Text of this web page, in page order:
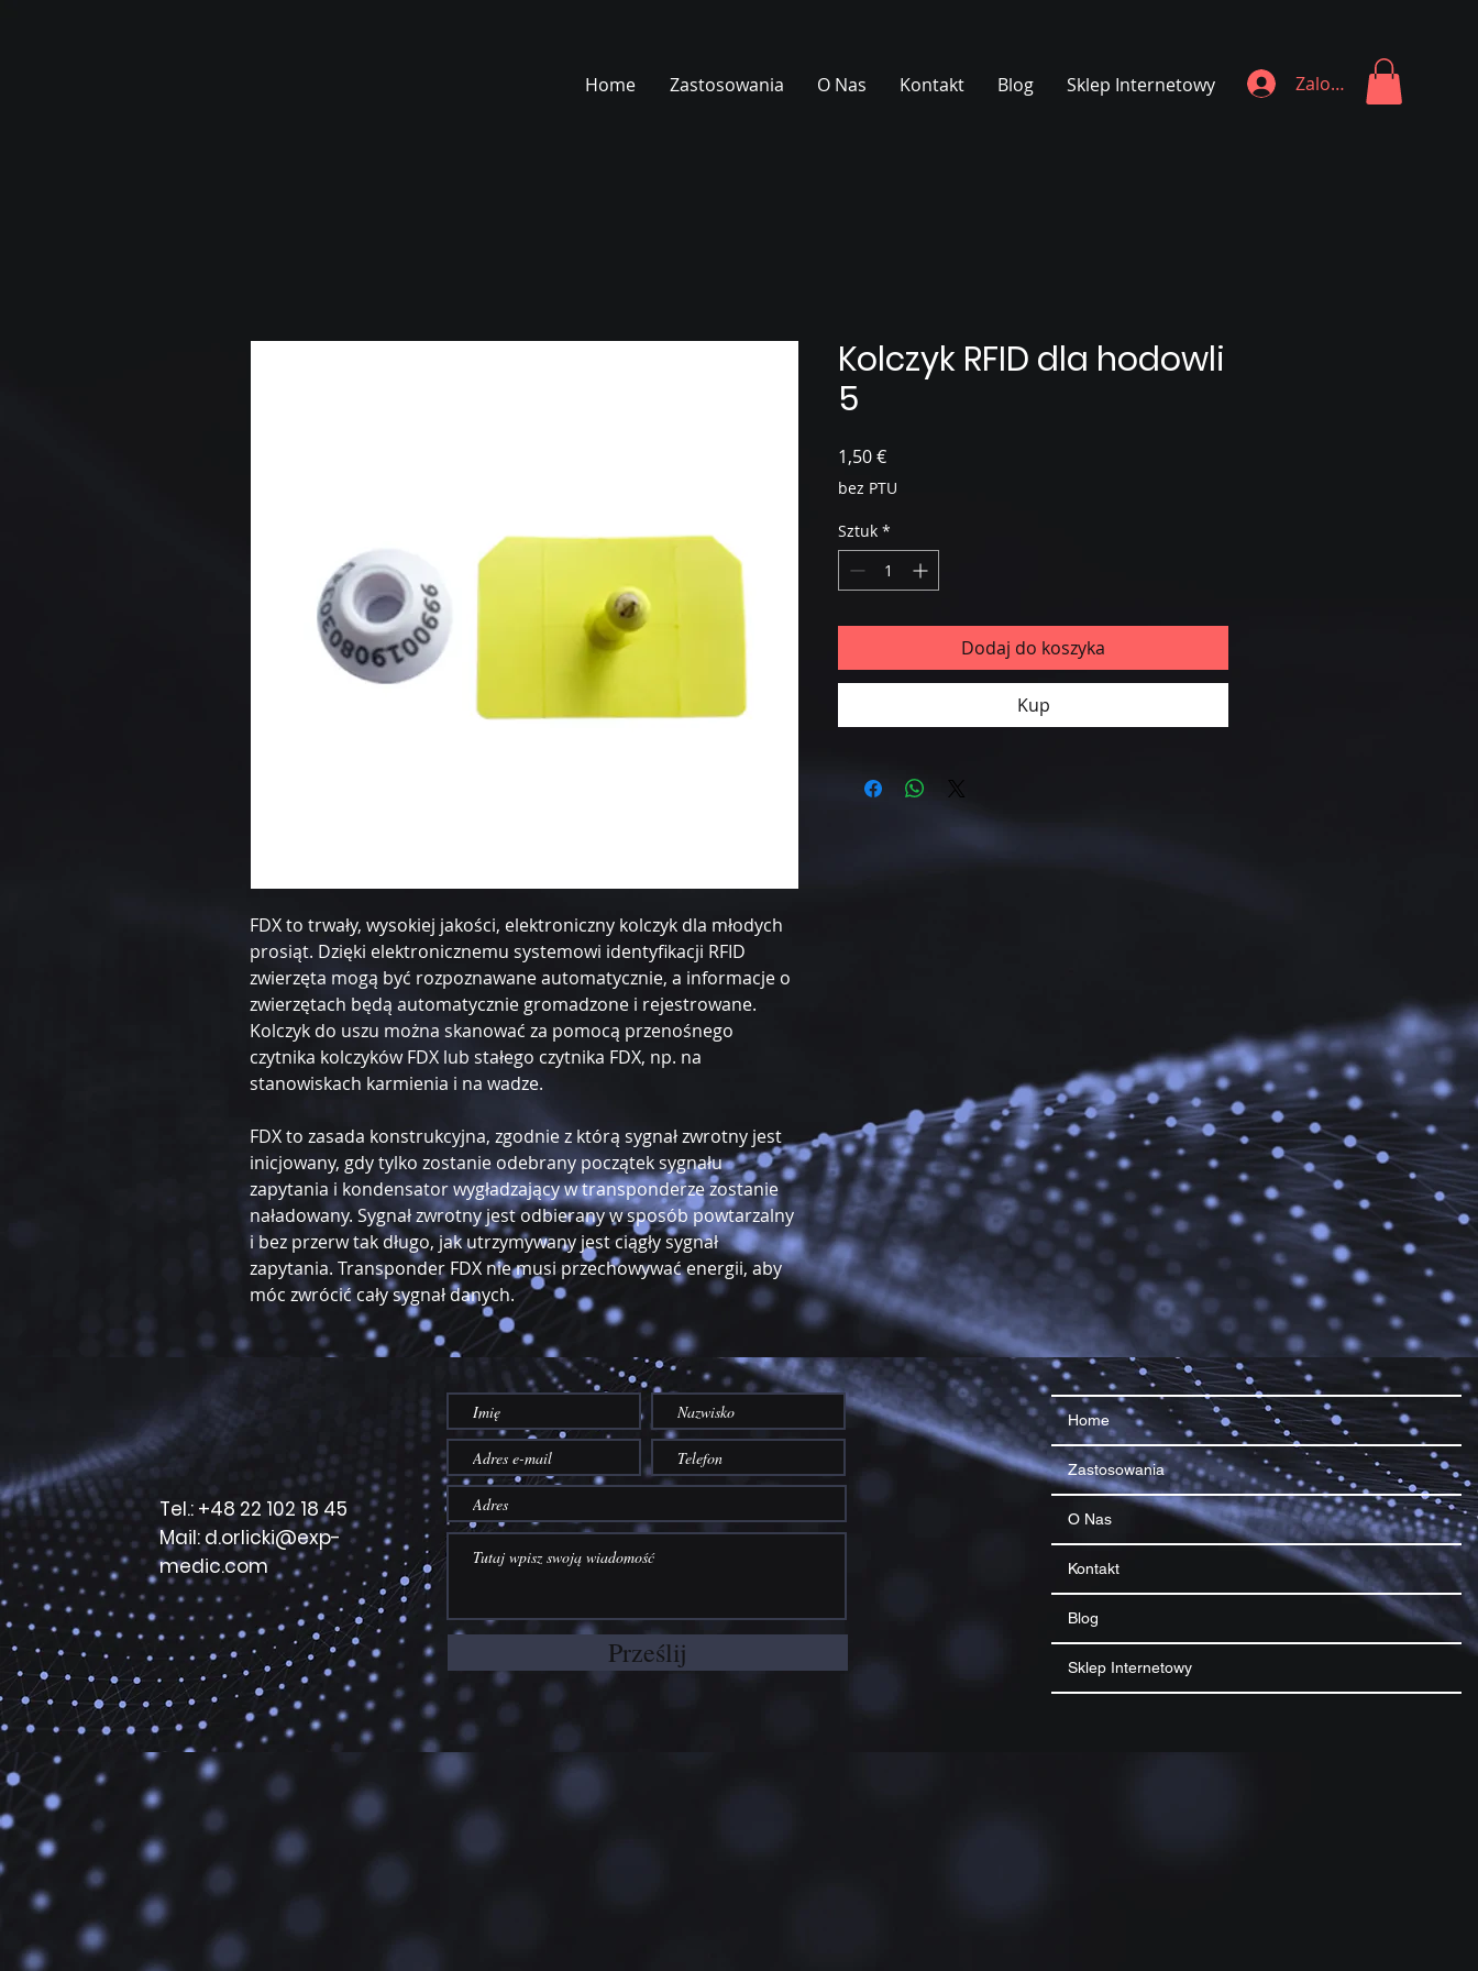
Home Zastosowania O Nas Kontakt Blog Sklep Internetowy Zaloguj się
FDX to trwały, wysokiej jakości, elektroniczny kolczyk dla młodych
prosiąt. Dzięki elektronicznemu systemowi identyfikacji RFID
zwierzęta mogą być rozpoznawane automatycznie, a informacje o
zwierzętach będą automatycznie gromadzone i rejestrowane.
Kolczyk do uszu można skanować za pomocą przenośnego
czytnika kolczyków FDX lub stałego czytnika FDX, np. na
stanowiskach karmienia i na wadze.
FDX to zasada konstrukcyjna, zgodnie z którą sygnał zwrotny jest
inicjowany, gdy tylko zostanie odebrany początek sygnału
zapytania i kondensator wygładzający w transponderze zostanie
naładowany. Sygnał zwrotny jest odbierany w sposób powtarzalny
i bez przerw tak długo, jak utrzymywany jest ciągły sygnał
zapytania. Transponder FDX nie musi przechowywać energii, aby
móc zwrócić cały sygnał danych.
Kolczyk RFID dla hodowli
5
1,50 €Cena
bez PTU
Sztuk *
Dodaj do koszyka
Kup
Tel.: +48 22 102 18 45
Mail: d.orlicki@exp-
medic.com
Prześlij
Home
Zastosowania
O Nas
Kontakt
Blog
Sklep Internetowy